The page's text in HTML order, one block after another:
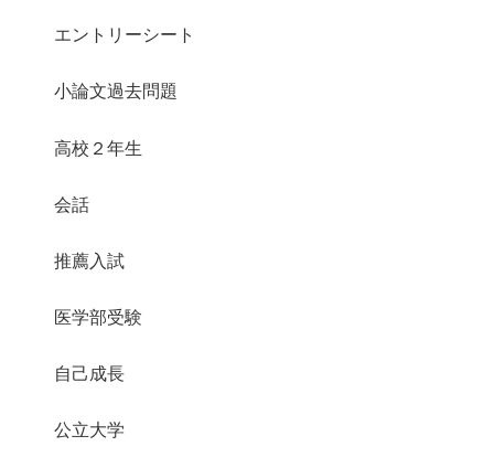
エントリーシート
小論文過去問題
高校２年生
会話
推薦入試
医学部受験
自己成長
公立大学